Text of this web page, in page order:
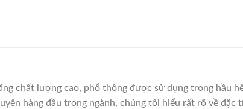
chất lượng cao, phổ thông được sử dụng trong hầu
hàng đầu trong ngành, chúng tôi hiểu rất rõ về